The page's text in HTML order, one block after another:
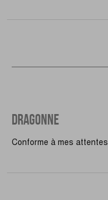
DRAGONNE
Conforme à mes attentes